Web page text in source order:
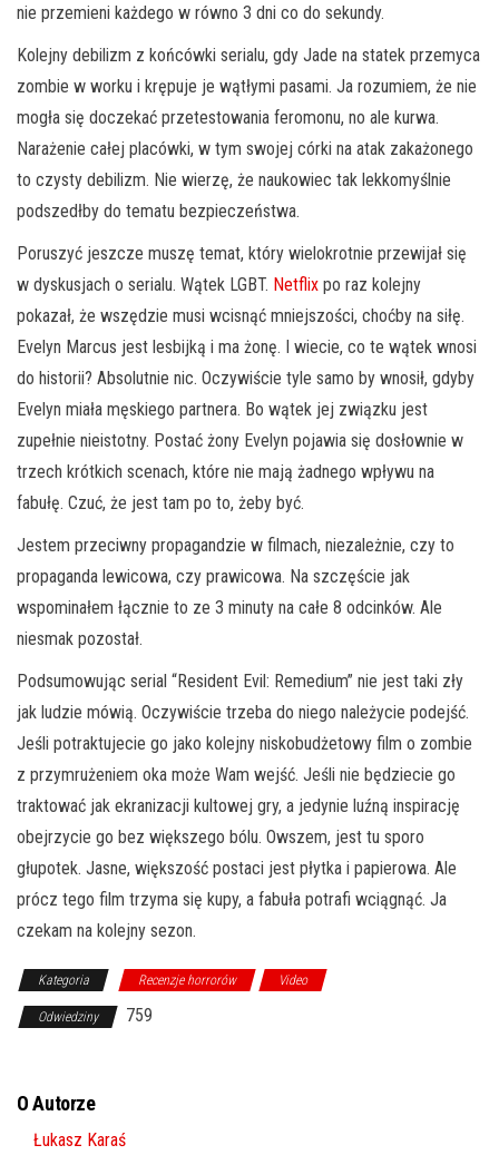
nie przemieni każdego w równo 3 dni co do sekundy.
Kolejny debilizm z końcówki serialu, gdy Jade na statek przemyca
zombie w worku i krępuje je wątłymi pasami. Ja rozumiem, że nie
mogła się doczekać przetestowania feromonu, no ale kurwa.
Narażenie całej placówki, w tym swojej córki na atak zakażonego
to czysty debilizm. Nie wierzę, że naukowiec tak lekkomyślnie
podszedłby do tematu bezpieczeństwa.
Poruszyć jeszcze muszę temat, który wielokrotnie przewijał się
w dyskusjach o serialu. Wątek LGBT. Netflix po raz kolejny
pokazał, że wszędzie musi wcisnąć mniejszości, choćby na siłę.
Evelyn Marcus jest lesbijką i ma żonę. I wiecie, co te wątek wnosi
do historii? Absolutnie nic. Oczywiście tyle samo by wnosił, gdyby
Evelyn miała męskiego partnera. Bo wątek jej związku jest
zupełnie nieistotny. Postać żony Evelyn pojawia się dosłownie w
trzech krótkich scenach, które nie mają żadnego wpływu na
fabułę. Czuć, że jest tam po to, żeby być.
Jestem przeciwny propagandzie w filmach, niezależnie, czy to
propaganda lewicowa, czy prawicowa. Na szczęście jak
wspominałem łącznie to ze 3 minuty na całe 8 odcinków. Ale
niesmak pozostał.
Podsumowując serial “Resident Evil: Remedium” nie jest taki zły
jak ludzie mówią. Oczywiście trzeba do niego należycie podejść.
Jeśli potraktujecie go jako kolejny niskobudżetowy film o zombie
z przymrużeniem oka może Wam wejść. Jeśli nie będziecie go
traktować jak ekranizacji kultowej gry, a jedynie luźną inspirację
obejrzycie go bez większego bólu. Owszem, jest tu sporo
głupotek. Jasne, większość postaci jest płytka i papierowa. Ale
prócz tego film trzyma się kupy, a fabuła potrafi wciągnąć. Ja
czekam na kolejny sezon.
Kategoria Recenzje horrorów Video
Odwiedziny 759
O Autorze
Łukasz Karaś